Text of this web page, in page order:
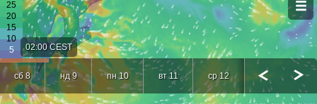
02:00 CEST
сб 8 нд 9 пн 10 вт 11 ср 12